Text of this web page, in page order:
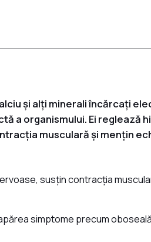
și alți minerali încărcați
a organismului. Ei reglează
musculară și mențin
susțin contracția
simptome precum